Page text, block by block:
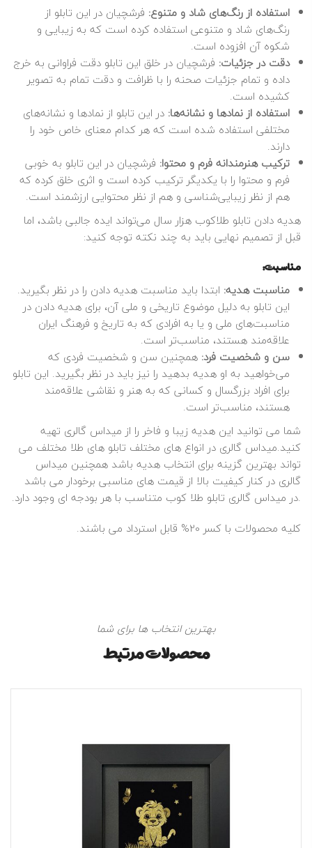
استفاده از رنگ‌های شاد و متنوع: فرشچیان در این تابلو از
رنگ‌های شاد و متنوعی استفاده کرده است که به زیبایی و
شکوه آن افزوده است.
دقت در جزئیات: فرشچیان در خلق این تابلو دقت فراوانی به خرج
داده و تمام جزئیات صحنه را با ظرافت و دقت تمام به تصویر
کشیده است.
استفاده از نمادها و نشانه‌ها: در این تابلو از نمادها و نشانه‌های
مختلفی استفاده شده است که هر کدام معنای خاص خود را
دارند.
ترکیب هنرمندانه فرم و محتوا: فرشچیان در این تابلو به خوبی
فرم و محتوا را با یکدیگر ترکیب کرده است و اثری خلق کرده که
هم از نظر زیبایی‌شناسی و هم از نظر محتوایی ارزشمند است.
هدیه دادن تابلو طلاکوب هزار سال می‌تواند ایده جالبی باشد، اما
قبل از تصمیم نهایی باید به چند نکته توجه کنید:
مناسبت:
مناسبت هدیه: ابتدا باید مناسبت هدیه دادن را در نظر بگیرید.
این تابلو به دلیل موضوع تاریخی و ملی آن، برای هدیه دادن در
مناسبت‌های ملی و یا به افرادی که به تاریخ و فرهنگ ایران
علاقه‌مند هستند، مناسب‌تر است.
سن و شخصیت فرد: همچنین سن و شخصیت فردی که
می‌خواهید به او هدیه بدهید را نیز باید در نظر بگیرید. این تابلو
برای افراد بزرگسال و کسانی که به هنر و نقاشی علاقه‌مند
هستند، مناسب‌تر است.
شما می توانید این هدیه زیبا و فاخر را از میداس گالری تهیه
کنید.میداس گالری در انواع های مختلف تابلو های طلا مختلف می
تواند بهترین گزینه برای انتخاب هدیه باشد همچنین میداس
گالری در کنار کیفیت بالا از قیمت های مناسبی برخودار می باشد
.در میداس گالری تابلو طلا کوب متناسب با هر بودجه ای وجود دارد.
کلیه محصولات با کسر 20% قابل استرداد می باشند.
بهترین انتخاب ها برای شما
محصولات مرتبط